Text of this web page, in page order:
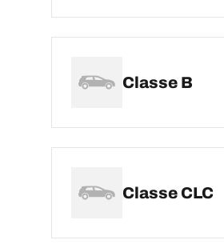
Classe B
Classe CLC